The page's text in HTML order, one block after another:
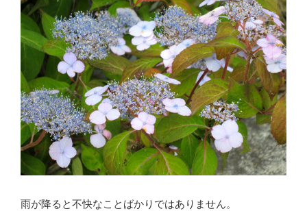
雨が降ると不快なことばかりではありません。